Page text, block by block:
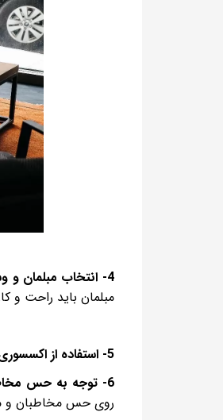
4- انتخاب مبلمان و وسایل:
مبلمان باید راحت و
5- استفاده از اکسسوری‌ها:
6- توجه به حس مخاطبان و مشتریان:
روی حس مخاطبان و